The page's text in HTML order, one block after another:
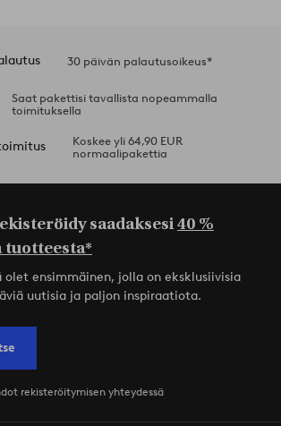
30 päivän palautusoikeus*
Saat pakettisi tavallista nopeammalla
toimituksella
Koskee yli 64,90 EUR
normaalipakettia
saadaksesi40 %
tuotteesta*
olet ensimmäinen, jolla on eksklusiivisia
uutisia ja paljon inspiraatiota.
rekisteröitymisen yhteydessä